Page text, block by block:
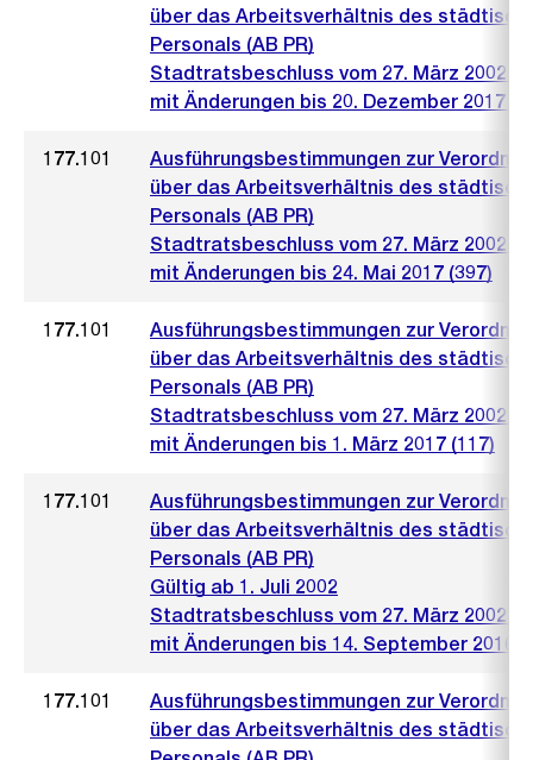
über das Arbeitsverhältnis des
Personals (AB PR)
Stadtratsbeschluss vom 27. März 2002
mit Änderungen bis 20. Dezember 2017
177.101
Ausführungsbestimmungen zur
über das Arbeitsverhältnis des
Personals (AB PR)
Stadtratsbeschluss vom 27. März 2002
mit Änderungen bis 24. Mai 2017 (397)
177.101
Ausführungsbestimmungen zur
über das Arbeitsverhältnis des
Personals (AB PR)
Stadtratsbeschluss vom 27. März 2002
mit Änderungen bis 1. März 2017 (117)
177.101
Ausführungsbestimmungen zur
über das Arbeitsverhältnis des
Personals (AB PR)
Gültig ab 1. Juli 2002
Stadtratsbeschluss vom 27. März 2002
mit Änderungen bis 14. September 2016
177.101
Ausführungsbestimmungen zur
über das Arbeitsverhältnis des